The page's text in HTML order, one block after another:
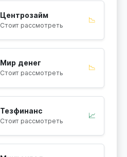
Центрозайм
Стоит рассмотреть
📉
Мир денег
Стоит рассмотреть
📉
Тезфинанс
Стоит рассмотреть
📈